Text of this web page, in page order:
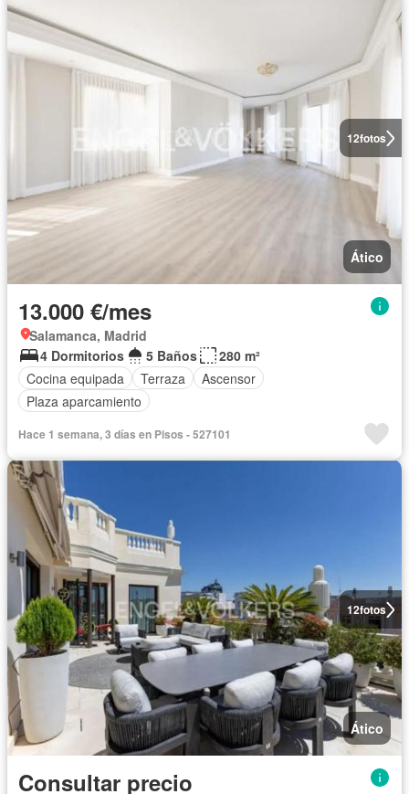
12fotos
Ático
13.000 €/mes
Salamanca, Madrid
4 Dormitorios
5 Baños
280 m²
Cocina equipada
Terraza
Ascensor
Plaza aparcamiento
Hace 1 semana, 3 días en Pisos - 527101
12fotos
Ático
Consultar precio